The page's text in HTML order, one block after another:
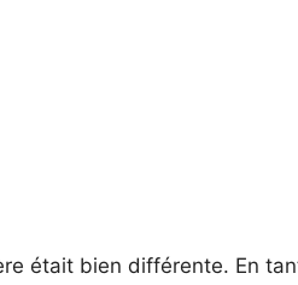
était bien différente. En